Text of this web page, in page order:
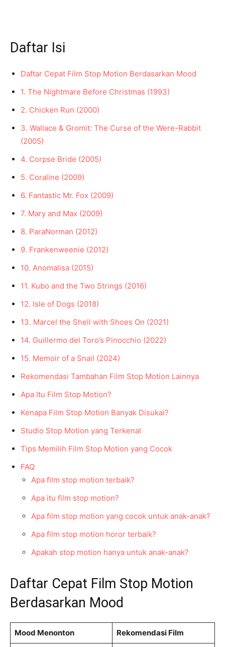
Daftar Isi
Daftar Cepat Film Stop Motion Berdasarkan Mood
1. The Nightmare Before Christmas (1993)
2. Chicken Run (2000)
3. Wallace & Gromit: The Curse of the Were-Rabbit
(2005)
4. Corpse Bride (2005)
5. Coraline (2009)
6. Fantastic Mr. Fox (2009)
7. Mary and Max (2009)
8. ParaNorman (2012)
9. Frankenweenie (2012)
10. Anomalisa (2015)
11. Kubo and the Two Strings (2016)
12. Isle of Dogs (2018)
13. Marcel the Shell with Shoes On (2021)
14. Guillermo del Toro’s Pinocchio (2022)
15. Memoir of a Snail (2024)
Rekomendasi Tambahan Film Stop Motion Lainnya
Apa Itu Film Stop Motion?
Kenapa Film Stop Motion Banyak Disukai?
Studio Stop Motion yang Terkenal
Tips Memilih Film Stop Motion yang Cocok
FAQ
Apa film stop motion terbaik?
Apa itu film stop motion?
Apa film stop motion yang cocok untuk anak-anak?
Apa film stop motion horor terbaik?
Apakah stop motion hanya untuk anak-anak?
Daftar Cepat Film Stop Motion
Berdasarkan Mood
Mood Menonton Rekomendasi Film